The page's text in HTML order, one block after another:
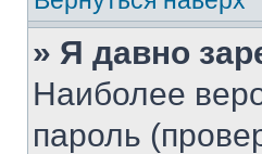
» Я давно
Наиболее
пароль